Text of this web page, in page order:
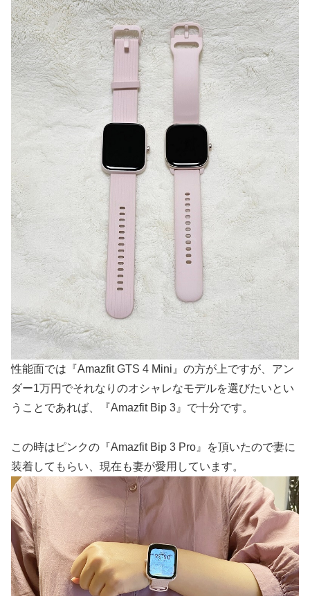
性能面では『Amazfit GTS 4 Mini』の方が上ですが、アン
ダー1万円でそれなりのオシャレなモデルを選びたいとい
うことであれば、『Amazfit Bip 3』で十分です。
この時はピンクの『Amazfit Bip 3 Pro』を頂いたので妻に
装着してもらい、現在も妻が愛用しています。